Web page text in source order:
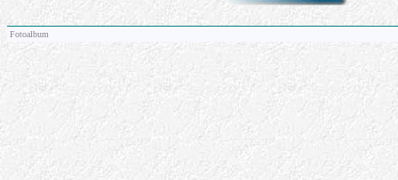
Fotoalbum